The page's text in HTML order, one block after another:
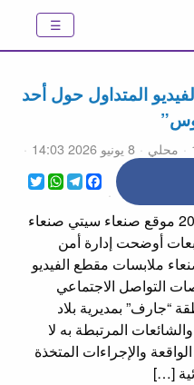
المتداول حول أحد
محلي
8 يونيو 2026 14:03
Twitter
WhatsApp
Telegram
Facebook
يونيو 8, 2026 موقع صنعاء سيتي صنعاء
أوضحت إدارة أمن
ملابسات مقطع الفيديو
التواصل الاجتماعي
“جارف” بمديرية بلاد
المرتبطة به لا
والإجراءات المتخذة
[…]